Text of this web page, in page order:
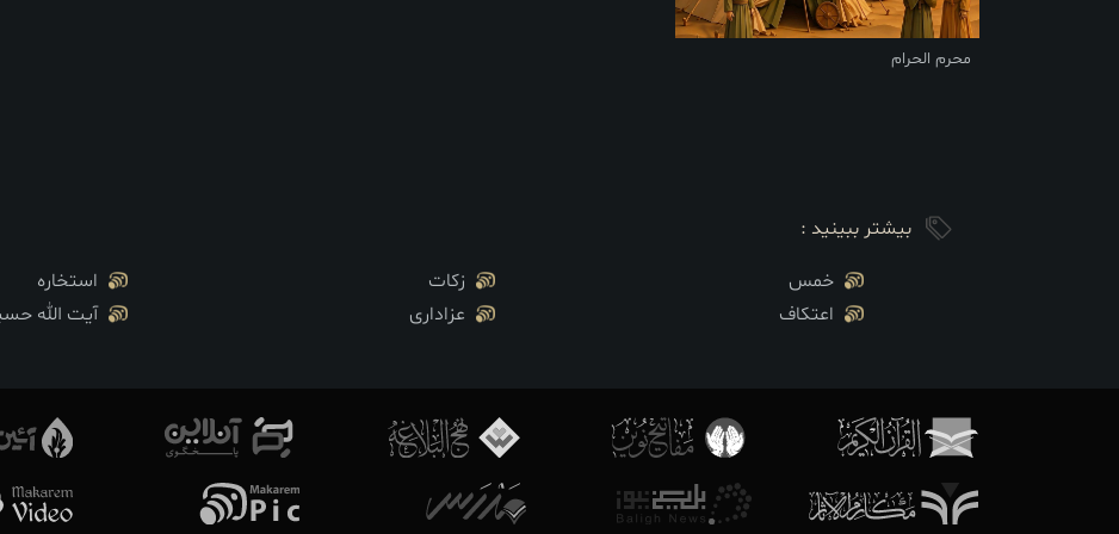
محرم الحرام
بیشتر ببینید :
خمس
زکات
استخاره
اعتکاف
عزاداری آیت الله